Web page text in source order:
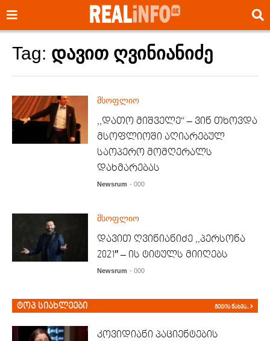
Tag: დავით ღვინიანიძე
მსოფლიო
,,დათო მიშველე“ – ვინ თხოვდა
მსოფლიოში აღიარებულ
საოპერო მომღერალს
დახმარებას
Newsrum - 000
მსოფლიო
დავით ღვინიანიძე ,,პერსონა
2021″ – ის ტიტულს მიიღებს
Newsrum - 000
ტოპ სიახლეები მეტის ნახვა..
კოვიდიანი პაციენტების